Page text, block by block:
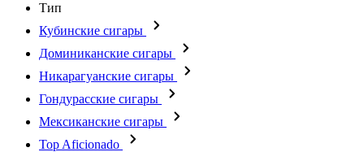
Тип
Кубинские сигары
Доминиканские сигары
Никарагуанские сигары
Гондурасские сигары
Мексиканские сигары
Top Aficionado